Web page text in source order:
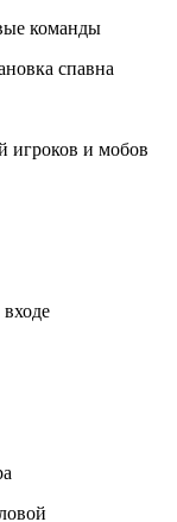
команды
спавна
игроков и мобов